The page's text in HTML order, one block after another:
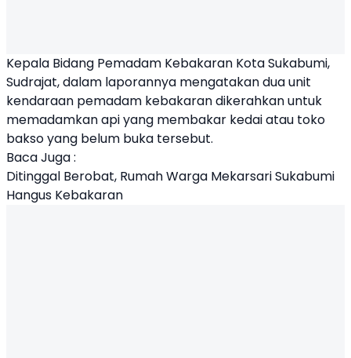
Kepala Bidang Pemadam Kebakaran Kota Sukabumi,
Sudrajat, dalam laporannya mengatakan dua unit
kendaraan pemadam kebakaran dikerahkan untuk
memadamkan api yang membakar kedai atau toko
bakso yang belum buka tersebut.
Baca Juga :
Ditinggal Berobat, Rumah Warga Mekarsari Sukabumi
Hangus Kebakaran